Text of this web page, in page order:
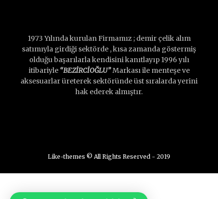
1973 Yılında kurulan Firmamız ; demir çelik alım
satımıyla girdiği sektörde , kısa zamanda göstermiş
olduğu başarılarla kendisini kanıtlayıp 1996 yılı
itibariyle “BEZİRCİOĞLU”Markası ile menteşe ve
aksesuarlar üreterek sektöründe üst sıralarda yerini
hak ederek almıştır.
Like-themes © All Rights Reserved - 2019